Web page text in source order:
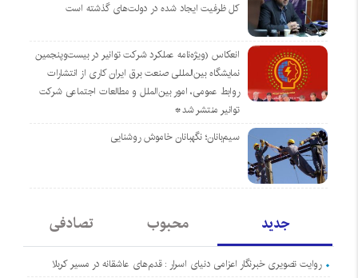
کل ظرفیت ایجاد شده در دولت‌های گذشته است
انعکاس (ویژه‌نامه عملکرد شرکت توانیر در بیست‌وپنجمین
نمایشگاه بین‌المللی صنعت برق ایران کاری از انتشارات
روابط عمومی، امور بین‌الملل و مطالعات اجتماعی شرکت
توانیر منتشر شد*
سیم‌بانان؛ نگهبانان خاموش روشنایی
جدید محبوب تصادفی
روایت تصویری خبرنگار اعزامی دنیای اسرار : قدم‌های عاشقانه در مسیر کربلا